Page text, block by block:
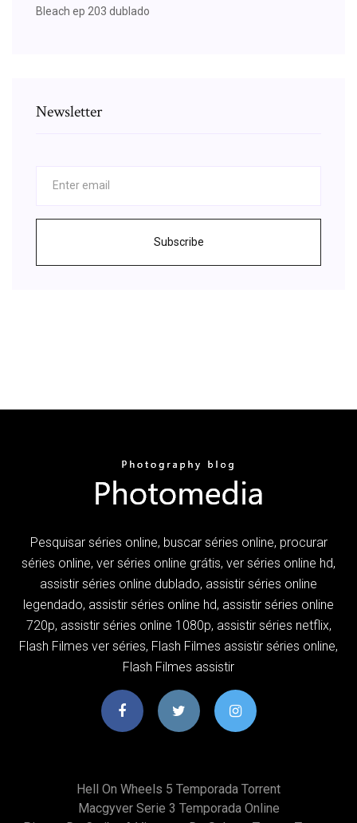
Bleach ep 203 dublado
Newsletter
Subscribe
Pesquisar séries online, buscar séries online, procurar
séries online, ver séries online grátis, ver séries online hd,
assistir séries online dublado, assistir séries online
legendado, assistir séries online hd, assistir séries online
720p, assistir séries online 1080p, assistir séries netflix,
Flash Filmes ver séries, Flash Filmes assistir séries online,
Flash Filmes assistir
Hell On Wheels 5 Temporada Torrent
Macgyver Serie 3 Temporada Online